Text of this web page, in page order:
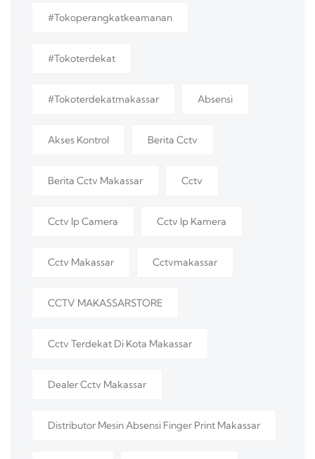
#tokoperangkatkeamanan
#tokoterdekat
#tokoterdekatmakassar Absensi
Akses Kontrol Berita Cctv
Berita Cctv Makassar Cctv
Cctv Ip Camera Cctv Ip Kamera
Cctv Makassar Cctvmakassar
CCTV MAKASSARSTORE
Cctv Terdekat Di Kota Makassar
Dealer Cctv Makassar
Distributor Mesin Absensi Finger Print Makassar